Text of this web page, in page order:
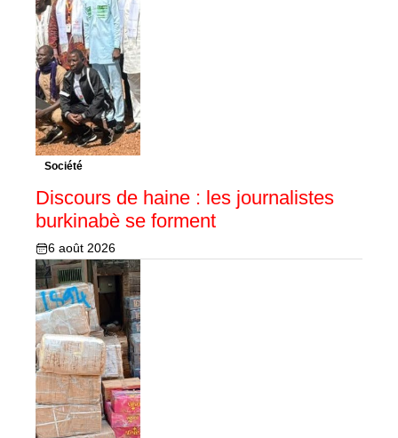
Société
Discours de haine : les journalistes
burkinabè se forment
6 août 2026